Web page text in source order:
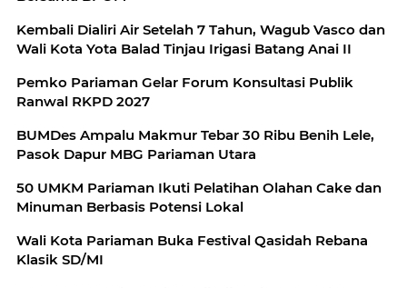
Kembali Dialiri Air Setelah 7 Tahun, Wagub Vasco dan
Wali Kota Yota Balad Tinjau Irigasi Batang Anai II
Pemko Pariaman Gelar Forum Konsultasi Publik
Ranwal RKPD 2027
BUMDes Ampalu Makmur Tebar 30 Ribu Benih Lele,
Pasok Dapur MBG Pariaman Utara
50 UMKM Pariaman Ikuti Pelatihan Olahan Cake dan
Minuman Berbasis Potensi Lokal
Wali Kota Pariaman Buka Festival Qasidah Rebana
Klasik SD/MI